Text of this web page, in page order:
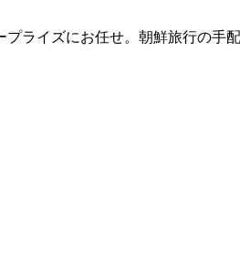
ライズにお任せ。朝鮮旅行の手配